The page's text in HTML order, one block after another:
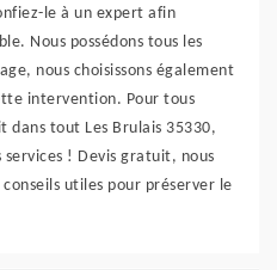
le à un expert afin
Nous possédons tous les
nous choisissons également
intervention. Pour tous
dans tout Les Brulais 35330,
! Devis gratuit, nous
utiles pour préserver le